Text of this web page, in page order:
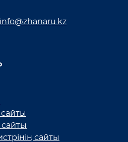
info@zhanaru.kz
сайты